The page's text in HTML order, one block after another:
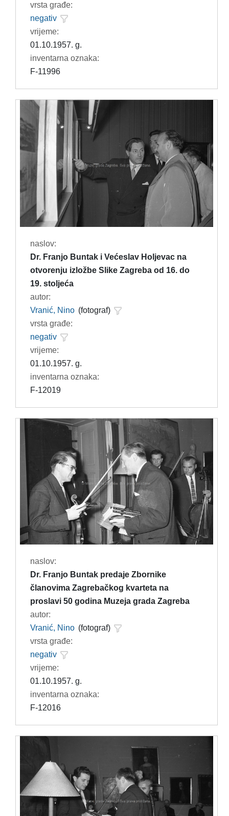
vrsta građe:
negativ
vrijeme:
01.10.1957. g.
inventarna oznaka:
F-11996
naslov:
Dr. Franjo Buntak i Većeslav Holjevac na
otvorenju izložbe Slike Zagreba od 16. do
19. stoljeća
autor:
Vranić, Nino (fotograf)
vrsta građe:
negativ
vrijeme:
01.10.1957. g.
inventarna oznaka:
F-12019
naslov:
Dr. Franjo Buntak predaje Zbornike
članovima Zagrebačkog kvarteta na
proslavi 50 godina Muzeja grada Zagreba
autor:
Vranić, Nino (fotograf)
vrsta građe:
negativ
vrijeme:
01.10.1957. g.
inventarna oznaka:
F-12016